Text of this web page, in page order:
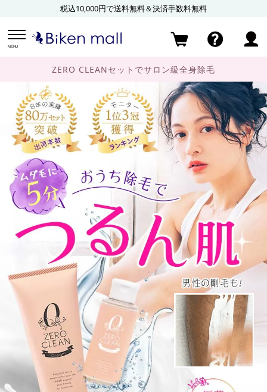
税込10,000円で送料無料＆決済手数料無料
MENU
ZERO CLEANセットでサロン級全身除毛